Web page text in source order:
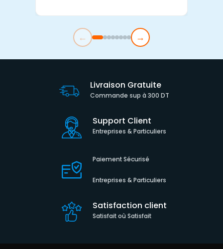
← →
Livraison Gratuite
Commande sup à 300 DT
Support Client
Entreprises & Particuliers
Paiement Sécurisé
Entreprises & Particuliers
Satisfaction client
Satisfait où Satisfait